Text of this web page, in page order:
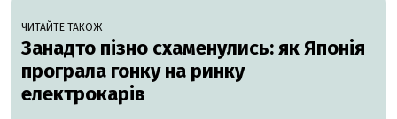
ЧИТАЙТЕ ТАКОЖ
Занадто пізно схаменулись: як Японія
програла гонку на ринку
електрокарів